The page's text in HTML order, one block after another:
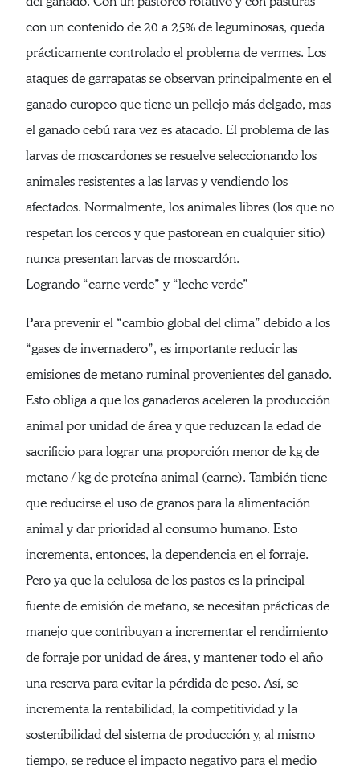
con un contenido de 20 a 25% de leguminosas, queda
prácticamente controlado el problema de vermes. Los
ataques de garrapatas se observan principalmente en el
ganado europeo que tiene un pellejo más delgado, mas
el ganado cebú rara vez es atacado. El problema de las
larvas de moscardones se resuelve seleccionando los
animales resistentes a las larvas y vendiendo los
afectados. Normalmente, los animales libres (los que no
respetan los cercos y que pastorean en cualquier sitio)
nunca presentan larvas de moscardón.
Logrando “carne verde” y “leche verde”
Para prevenir el “cambio global del clima” debido a los
“gases de invernadero”, es importante reducir las
emisiones de metano ruminal provenientes del ganado.
Esto obliga a que los ganaderos aceleren la producción
animal por unidad de área y que reduzcan la edad de
sacrificio para lograr una proporción menor de kg de
metano / kg de proteína animal (carne). También tiene
que reducirse el uso de granos para la alimentación
animal y dar prioridad al consumo humano. Esto
incrementa, entonces, la dependencia en el forraje.
Pero ya que la celulosa de los pastos es la principal
fuente de emisión de metano, se necesitan prácticas de
manejo que contribuyan a incrementar el rendimiento
de forraje por unidad de área, y mantener todo el año
una reserva para evitar la pérdida de peso. Así, se
incrementa la rentabilidad, la competitividad y la
sostenibilidad del sistema de producción y, al mismo
tiempo, se reduce el impacto negativo para el medio